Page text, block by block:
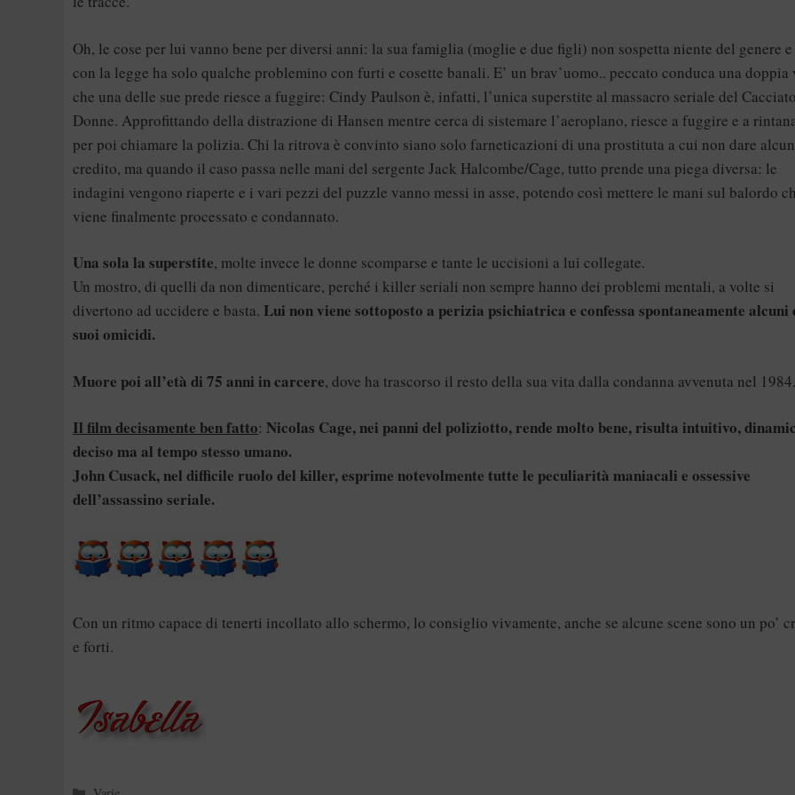
Oh, le cose per lui vanno bene per diversi anni: la sua famiglia (moglie e due figli) non sospetta niente del genere
con la legge ha solo qualche problemino con furti e cosette banali. E’ un brav’uomo.. peccato conduca una doppia
che una delle sue prede riesce a fuggire: Cindy Paulson è, infatti, l’unica superstite al massacro seriale del
Donne. Approfittando della distrazione di Hansen mentre cerca di sistemare l’aeroplano, riesce a fuggire e a
per poi chiamare la polizia. Chi la ritrova è convinto siano solo farneticazioni di una prostituta a cui non dare alcun
credito, ma quando il caso passa nelle mani del sergente Jack Halcombe/Cage, tutto prende una piega diversa: le
indagini vengono riaperte e i vari pezzi del puzzle vanno messi in asse, potendo così mettere le mani sul balordo
viene finalmente processato e condannato.
Una sola la superstite, molte invece le donne scomparse e tante le uccisioni a lui collegate.
Un mostro, di quelli da non dimenticare, perché i killer seriali non sempre hanno dei problemi mentali, a volte si
divertono ad uccidere e basta. Lui non viene sottoposto a perizia psichiatrica e confessa spontaneamente alcuni
suoi omicidi.
Muore poi all’età di 75 anni in carcere, dove ha trascorso il resto della sua vita dalla condanna avvenuta nel 1984.
Il film decisamente ben fatto: Nicolas Cage, nei panni del poliziotto, rende molto bene, risulta intuitivo,
deciso ma al tempo stesso umano.
John Cusack, nel difficile ruolo del killer, esprime notevolmente tutte le peculiarità maniacali e ossessive
dell’assassino seriale.
Con un ritmo capace di tenerti incollato allo schermo, lo consiglio vivamente, anche se alcune scene sono un po’
e forti.